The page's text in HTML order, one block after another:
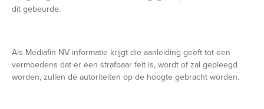
dit gebeurde.
Als Mediafin NV informatie krijgt die aanleiding geeft tot een
vermoedens dat er een strafbaar feit is, wordt of zal gepleegd
worden, zullen de autoriteiten op de hoogte gebracht worden.